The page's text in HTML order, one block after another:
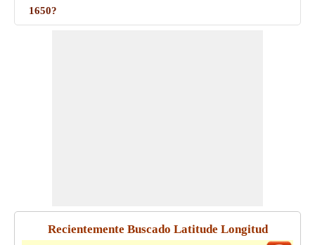
1650?
Recientemente Buscado Latitude Longitud